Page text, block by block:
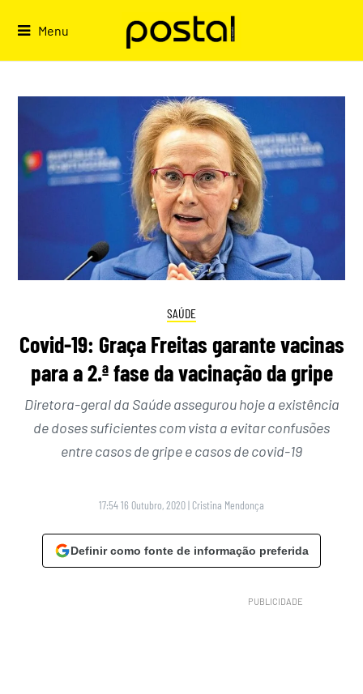
Menu
SAÚDE
Covid-19: Graça Freitas garante vacinas
para a 2.ª fase da vacinação da gripe
Diretora-geral da Saúde assegurou hoje a existência
de doses suficientes com vista a evitar confusões
entre casos de gripe e casos de covid-19
17:54 16 Outubro, 2020| Cristina Mendonça
Definir como fonte de informação preferida